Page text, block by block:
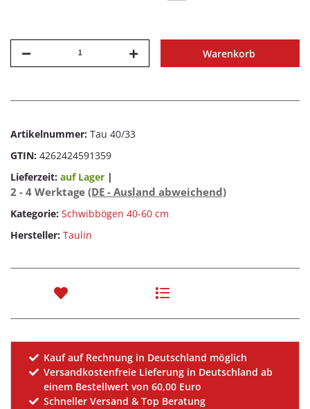
Warenkorb
Artikelnummer: Tau 40/33
GTIN: 4262424591359
Lieferzeit: auf Lager |
2 - 4 Werktage (DE - Ausland abweichend)
Kategorie: Schwibbögen 40-60 cm
Hersteller: Taulin
Kauf auf Rechnung in Deutschland möglich
Versandkostenfreie Lieferung in Deutschland ab
einem Bestellwert von 60,00 Euro
Schneller Versand & Top Beratung